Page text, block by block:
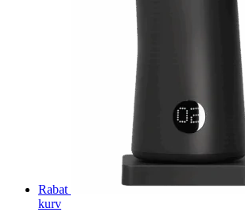
Rabat
kurv